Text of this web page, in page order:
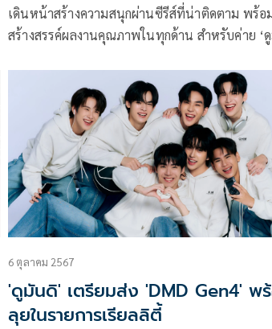
เดินหน้าสร้างความสนุกผ่านซีรีส์ที่น่าติดตาม พร้อ
สร้างสรรค์ผลงานคุณภาพในทุกด้าน สำหรับค่าย ‘
จำปา’ โดยกล้าที่จะทำงานสุดท้าทาย ประเดิมซีรีส์พี
เรื่องแรกของค่ายอย่าง ‘ภพเธอ Love Upon A
และได้ถือฤกษ์ดีจัดพิธีบวงสรวง โดยมีทีมนักแสดงน
เน็ต-สิรภพ มานิธิคุณ, เจเจ-รัชพล พรพินิต, ลาเต้-
รถชล จันทร์แก้วอมร, คิม-พงศธร สิทธิพันธ์
6 ตุลาคม 2567
'ดูมันดิ' เตรียมส่ง 'DMD Gen4' พ
ลุยในรายการเรียลลิตี้